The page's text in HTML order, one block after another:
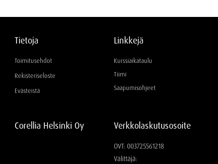
Tietoja
Toimitusehdot
Rekisteriseloste
Evästeistä
Linkkejä
Kurssiaikataulu
Tiimi
Saapumisohjeet
Corellia Helsinki Oy Verkkolaskutusosoite
OVT: 003725561218
Välittäjä: